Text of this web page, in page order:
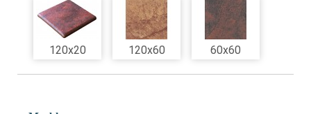
120x20 120x60 60x60